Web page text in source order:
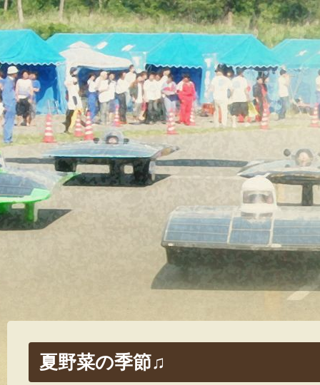
夏野菜の季節♫